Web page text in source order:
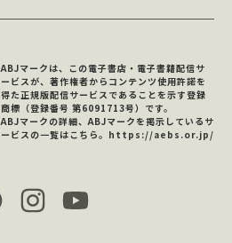
ABJマークは、この電子書店・電子書籍配信サ
ービスが、著作権者からコンテンツ使用許諾を
得た正規版配信サービスであることを示す登録
商標（登録番号 第6091713号）です。
ABJマークの詳細、ABJマークを掲示しているサ
ービスの一覧はこちら。 https://aebs.or.jp/